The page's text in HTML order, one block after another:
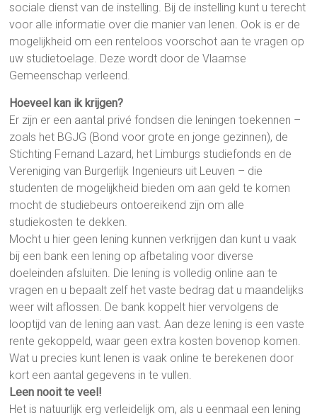
sociale dienst van de instelling. Bij de instelling kunt u terecht
voor alle informatie over die manier van lenen. Ook is er de
mogelijkheid om een renteloos voorschot aan te vragen op
uw studietoelage. Deze wordt door de Vlaamse
Gemeenschap verleend.
Hoeveel kan ik krijgen?
Er zijn er een aantal privé fondsen die leningen toekennen –
zoals het BGJG (Bond voor grote en jonge gezinnen), de
Stichting Fernand Lazard, het Limburgs studiefonds en de
Vereniging van Burgerlijk Ingenieurs uit Leuven – die
studenten de mogelijkheid bieden om aan geld te komen
mocht de studiebeurs ontoereikend zijn om alle
studiekosten te dekken.
Mocht u hier geen lening kunnen verkrijgen dan kunt u vaak
bij een bank een lening op afbetaling voor diverse
doeleinden afsluiten. Die lening is volledig online aan te
vragen en u bepaalt zelf het vaste bedrag dat u maandelijks
weer wilt aflossen. De bank koppelt hier vervolgens de
looptijd van de lening aan vast. Aan deze lening is een vaste
rente gekoppeld, waar geen extra kosten bovenop komen.
Wat u precies kunt lenen is vaak online te berekenen door
kort een aantal gegevens in te vullen.
Leen nooit te veel!
Het is natuurlijk erg verleidelijk om, als u eenmaal een lening